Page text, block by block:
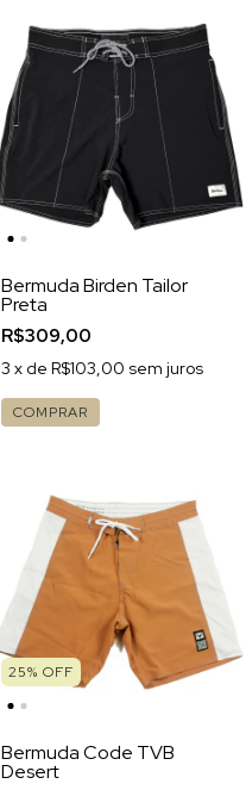
Bermuda Birden Tailor
Preta
R$309,00
3 x de R$103,00 sem juros
COMPRAR
25% OFF
Bermuda Code TVB
Desert